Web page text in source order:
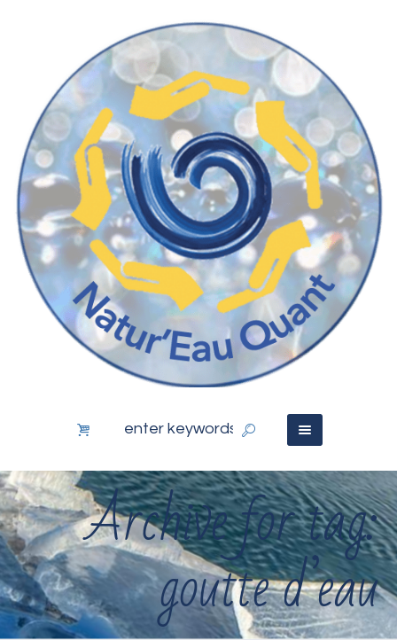
Archive for tag:
goutte d’eau